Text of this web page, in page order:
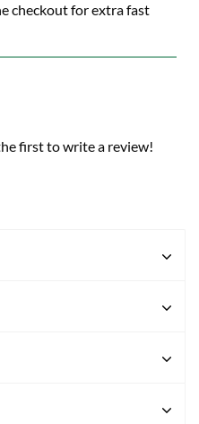
checkout for extra fast
first to write a review!